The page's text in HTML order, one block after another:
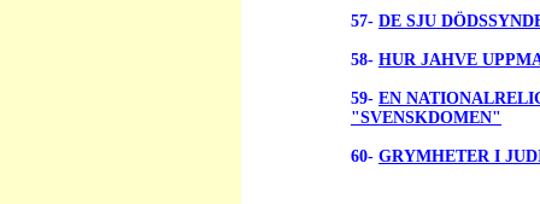
57- DE SJU
58- HUR JAHVE
59- EN
"SVENSKDOMEN"
60- GRYMHETER I